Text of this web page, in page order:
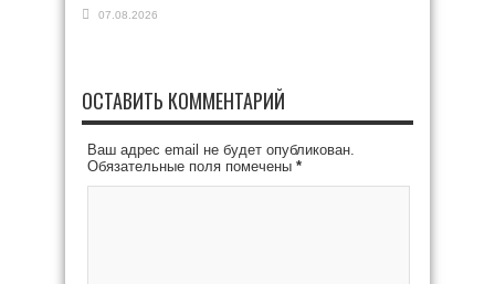
07.08.2026
ОСТАВИТЬ КОММЕНТАРИЙ
Ваш адрес email не будет опубликован.
Обязательные поля помечены *